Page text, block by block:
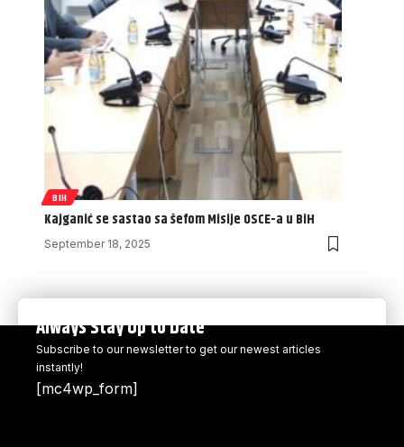
BIH
Kajganić se sastao sa šefom Misije OSCE-a u BiH
September 18, 2025
Always Stay Up to Date
Subscribe to our newsletter to get our newest articles
instantly!
[mc4wp_form]